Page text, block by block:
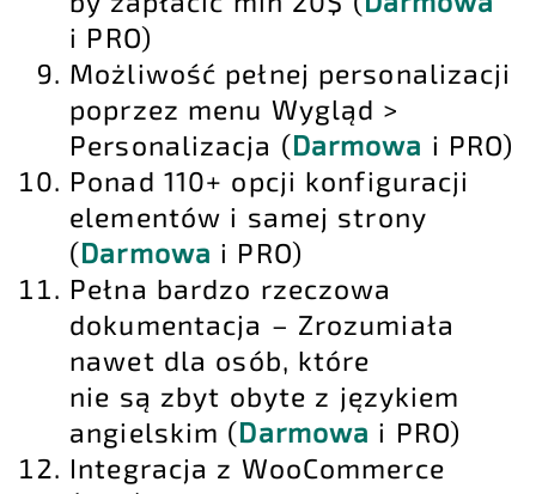
i PRO)
Możliwość pełnej personalizacji
poprzez menu Wygląd >
Personalizacja (Darmowa i PRO)
Ponad 110+ opcji konfiguracji
elementów i samej strony
(Darmowa i PRO)
Pełna bardzo rzeczowa
dokumentacja – Zrozumiała
nawet dla osób, które
nie są zbyt obyte z językiem
angielskim (Darmowa i PRO)
Integracja z WooCommerce